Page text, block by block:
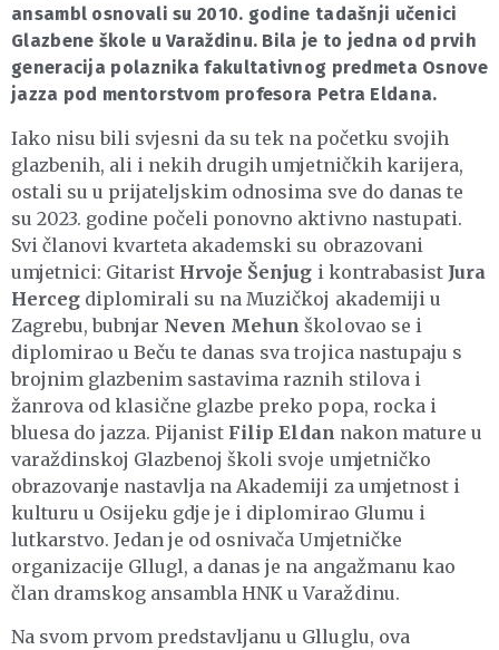
ansambl osnovali su 2010. godine tadašnji učenici
Glazbene škole u Varaždinu. Bila je to jedna od prvih
generacija polaznika fakultativnog predmeta Osnove
jazza pod mentorstvom profesora Petra Eldana.
Iako nisu bili svjesni da su tek na početku svojih
glazbenih, ali i nekih drugih umjetničkih karijera,
ostali su u prijateljskim odnosima sve do danas te
su 2023. godine počeli ponovno aktivno nastupati.
Svi članovi kvarteta akademski su obrazovani
umjetnici: Gitarist Hrvoje Šenjug i kontrabasist Jura
Herceg diplomirali su na Muzičkoj akademiji u
Zagrebu, bubnjar Neven Mehun školovao se i
diplomirao u Beču te danas sva trojica nastupaju s
brojnim glazbenim sastavima raznih stilova i
žanrova od klasične glazbe preko popa, rocka i
bluesa do jazza. Pijanist Filip Eldan nakon mature u
varaždinskoj Glazbenoj školi svoje umjetničko
obrazovanje nastavlja na Akademiji za umjetnost i
kulturu u Osijeku gdje je i diplomirao Glumu i
lutkarstvo. Jedan je od osnivača Umjetničke
organizacije Gllugl, a danas je na angažmanu kao
član dramskog ansambla HNK u Varaždinu.
Na svom prvom predstavljanu u Glluglu, ova